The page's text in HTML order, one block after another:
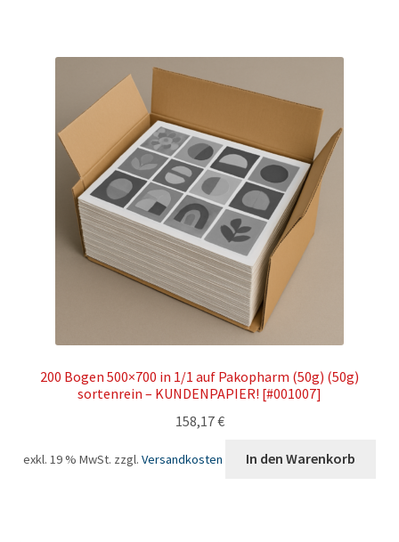
200 Bogen 500×700 in 1/1 auf Pakopharm (50g) (50g)
sortenrein – KUNDENPAPIER! [#001007]
158,17€
exkl. 19 % MwSt. zzgl.Versandkosten In den Warenkorb